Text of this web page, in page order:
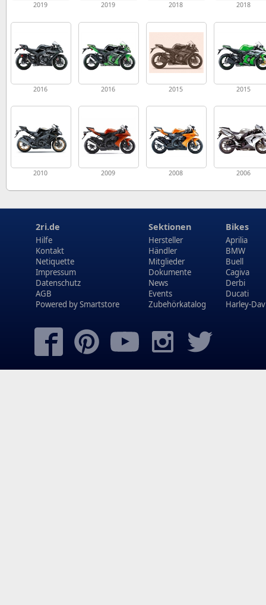
2019 2019 2018 2018
2016 2016 2015 2015
2010 2009 2008 2006
2ri.de
Hilfe
Kontakt
Netiquette
Impressum
Datenschutz
AGB
Powered bySmartstore
Sektionen
Hersteller
Händler
Mitglieder
Dokumente
News
Events
Zubehörkatalog
Bikes
Aprilia
BMW
Buell
Cagiva
Derbi
Ducati
Harley-